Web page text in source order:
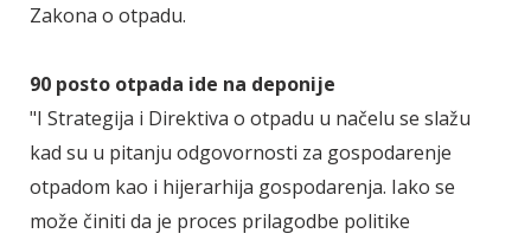
Zakona o otpadu.
90 posto otpada ide na deponije
"I Strategija i Direktiva o otpadu u načelu se slažu
kad su u pitanju odgovornosti za gospodarenje
otpadom kao i hijerarhija gospodarenja. Iako se
može činiti da je proces prilagodbe politike